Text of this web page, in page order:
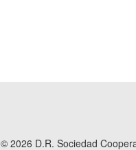
© 2026 D.R. Sociedad